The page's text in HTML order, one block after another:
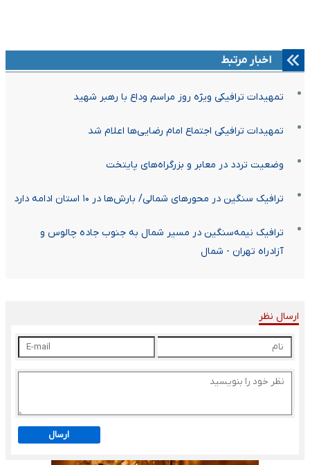
اخبار مرتبط
تمهیدات ترافیکی ویژه روز مراسم وداع با رهبر شهید
تمهیدات ترافیکی اجتماع امام رضایی‌ها اعلام شد
وضعیت تردد در معابر و بزرگراه‌های پایتخت
ترافیک سنگین در محورهای شمالی/ بارش‌ها در ۱۰ استان ادامه دارد
ترافیک نیمه‌سنگین در مسیر شمال به جنوب جاده چالوس و
آزادراه تهران - شمال
ارسال نظر
ارسال